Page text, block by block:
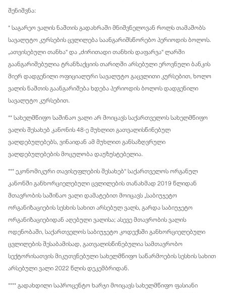
შენიშვნა:
* საგარეო ვალის ნაშთის გადახრაში მნიშვნელოვან როლს თამაშობს
სავალუტო კურსების ცვლილება საანგარიშსწორებო პერიოდის ბოლოს.
„ათვისებული თანხა“ და „ძირითადი თანხის დაფარვა“ ლარში
გაანგარიშებულია ტრანზაქციის თარიღში არსებული ეროვნული ბანკის
მიერ დადგენილი ოფიციალური სავალუტო გაცვლითი კურსებით, ხოლო
ვალის ნაშთის გაანგარიშება ხდება პერიოდის ბოლოს დადგენილი
სავალუტო კურსებით.
** სახელმწიფო საშინაო ვალი არ მოიცავს საქართველოს სახელმწიფო
ვალის შესახებ კანონის 48-ე მუხლით გათვალისწინებულ
ვალდებულებებს, ვინაიდან ამ მუხლით განსაზღვრული
ვალდებულებების მოცულობა დაუზუსტებელია.
*** ეკონომიკური თავისუფლების შესახებ“ საქართველოს ორგანულ
კანონში განხორციელებული ცვლილების თანახმად 2019 წლიდან
მთავრობის საშინაო ვალი დამატებით მოიცავს „საბიუჯეტო
ორგანიზაციების სესხის სახით არსებულ ვალს, გარდა საბიუჯეტო
ორგანიზაციებიდან აღებული ვალისა; ასევე მთავრობის ვალის
ოდენობაში, საქართველოს საბიუჯეტო კოდექსში განხორციელებული
ცვლილების შესაბამისად, გათვალისწინებულია სამთავრობო
სექტორისათვის მიკუთვნებული სახელმწიფო საწარმოების სესხის სახით
არსებული ვალი 2022 წლის დეკემბრიდან.
**** გადახდილი საპროცენტო ხარჯი მოიცავს სახელმწიფო ფასიანი